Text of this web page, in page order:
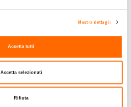
Mostra dettagli
Accetta tutti
Accetta selezionati
Rifiuta